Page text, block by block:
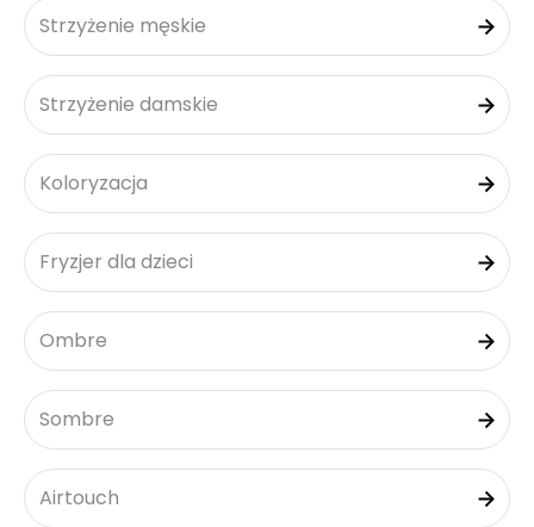
Strzyżenie męskie
Strzyżenie damskie
Koloryzacja
Fryzjer dla dzieci
Ombre
Sombre
Airtouch